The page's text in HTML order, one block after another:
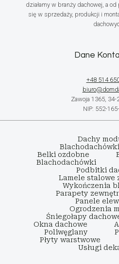
działamy w branży dachowej, a
się w sprzedaży, produkcji i
Dane
+48 514
Zawoja 1365, 34-
NIP: 552-
Dachy
Belki ozdobne
Blachodachówki
Podbitki
Lamele stalowe
Wykończenia
Parapety
Panele
Ogrodzenia
Śniegołapy
Okna dachowe
Poliwęglany
Płyty warstwowe
Usługi